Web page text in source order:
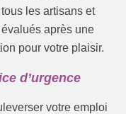
les artisans et
après une
pour votre plaisir.
d’urgence
votre emploi